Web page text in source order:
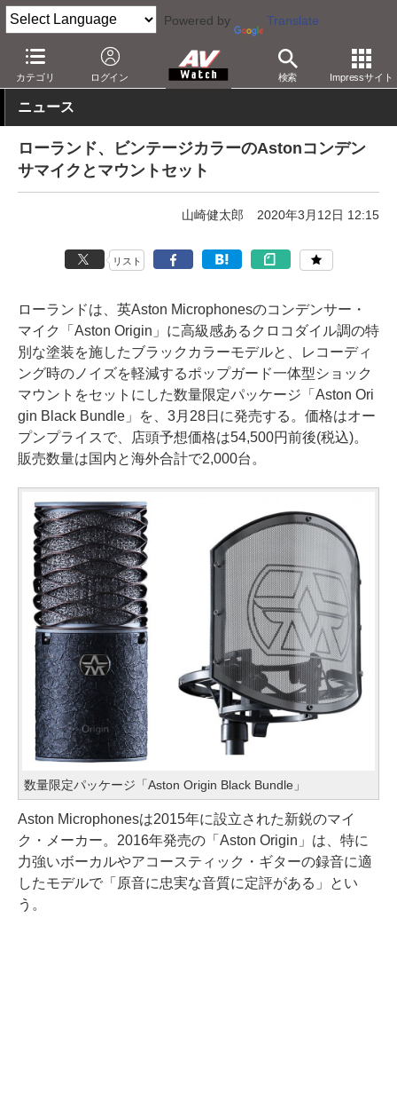
Powered by Translate
カテゴリ ログイン 検索 Impressサイト
AV Watch 製品 音楽制作
ニュース
ローランド、ビンテージカラーのAstonコンデン
サマイクとマウントセット
山崎健太郎 2020年3月12日 12:15
リスト
ローランドは、英Aston Microphonesのコンデンサー・
マイク「Aston Origin」に高級感あるクロコダイル調の特
別な塗装を施したブラックカラーモデルと、レコーディ
ング時のノイズを軽減するポップガード一体型ショック
マウントをセットにした数量限定パッケージ「Aston Ori
gin Black Bundle」を、3月28日に発売する。価格はオー
プンプライスで、店頭予想価格は54,500円前後(税込)。
販売数量は国内と海外合計で2,000台。
数量限定パッケージ「Aston Origin Black Bundle」
Aston Microphonesは2015年に設立された新鋭のマイ
ク・メーカー。2016年発売の「Aston Origin」は、特に
力強いボーカルやアコースティック・ギターの録音に適
したモデルで「原音に忠実な音質に定評がある」とい
う。